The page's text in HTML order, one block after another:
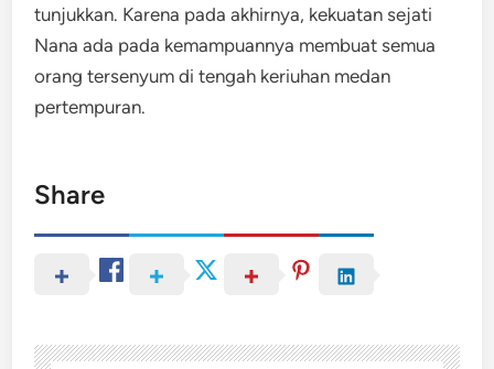
tunjukkan. Karena pada akhirnya, kekuatan sejati
Nana ada pada kemampuannya membuat semua
orang tersenyum di tengah keriuhan medan
pertempuran.
Share